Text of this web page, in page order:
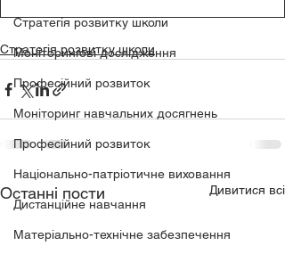
Стратегія розвитку школи
Моніторингові дослідження
Професійний розвиток
Моніторинг навчальних досягнень
Професійний розвиток
Національно-патріотичне виховання
Дистанційне навчання
Матеріально-технічне забезпечення
Стратегія розвитку школи
Останні пости Дивитися всі